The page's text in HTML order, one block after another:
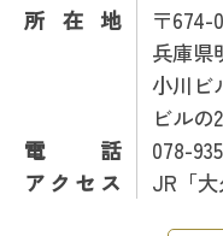
所在地
〒674-
兵庫県
小川ビ
ビルの2
電話
078-
アクセス
JR「